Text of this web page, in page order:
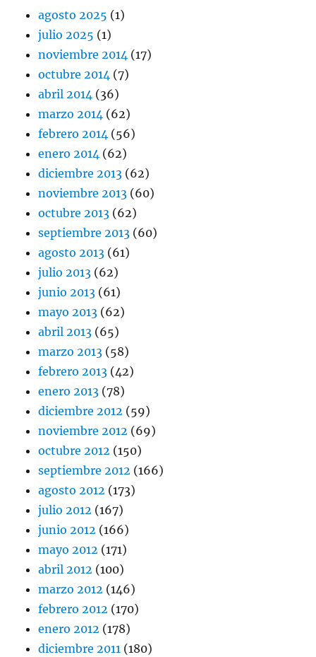
agosto 2025 (1)
julio 2025 (1)
noviembre 2014 (17)
octubre 2014 (7)
abril 2014 (36)
marzo 2014 (62)
febrero 2014 (56)
enero 2014 (62)
diciembre 2013 (62)
noviembre 2013 (60)
octubre 2013 (62)
septiembre 2013 (60)
agosto 2013 (61)
julio 2013 (62)
junio 2013 (61)
mayo 2013 (62)
abril 2013 (65)
marzo 2013 (58)
febrero 2013 (42)
enero 2013 (78)
diciembre 2012 (59)
noviembre 2012 (69)
octubre 2012 (150)
septiembre 2012 (166)
agosto 2012 (173)
julio 2012 (167)
junio 2012 (166)
mayo 2012 (171)
abril 2012 (100)
marzo 2012 (146)
febrero 2012 (170)
enero 2012 (178)
diciembre 2011 (180)